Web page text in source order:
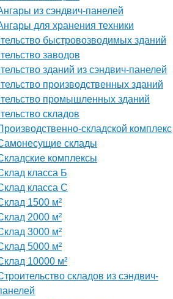
из сэндвич-панелей
для хранения техники
быстровозводимых зданий
заводов
зданий из сэндвич-панелей
производственных зданий
промышленных зданий
складов
складской комплекс
склады
комплексы
класса Б
класса С
1500 м²
2000 м²
3000 м²
5000 м²
10000 м²
складов из сэндвич-